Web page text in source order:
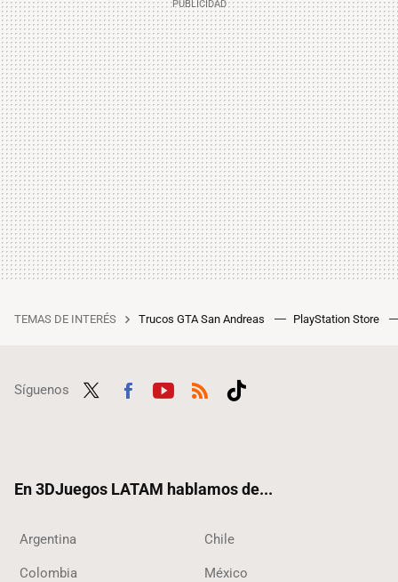
TEMAS DE INTERÉS Trucos GTA San Andreas PlayStation Store
Síguenos
En 3DJuegos LATAM hablamos de...
Argentina Chile
Colombia México